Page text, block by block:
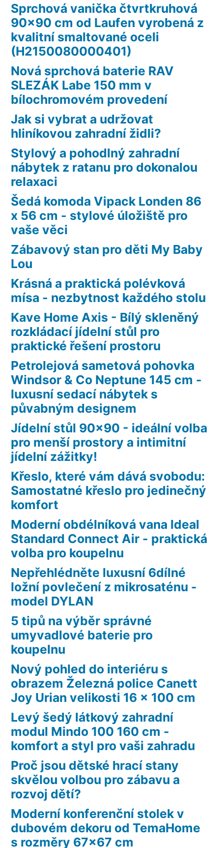
Sprchová vanička čtvrtkruhová
90×90 cm od Laufen vyrobená z
kvalitní smaltované oceli
(H2150080000401)
Nová sprchová baterie RAV
SLEZÁK Labe 150 mm v
bílochromovém provedení
Jak si vybrat a udržovat
hliníkovou zahradní židli?
Stylový a pohodlný zahradní
nábytek z ratanu pro dokonalou
relaxaci
Šedá komoda Vipack Londen 86
x 56 cm - stylové úložiště pro
vaše věci
Zábavový stan pro děti My Baby
Lou
Krásná a praktická polévková
mísa - nezbytnost každého stolu
Kave Home Axis - Bílý skleněný
rozkládací jídelní stůl pro
praktické řešení prostoru
Petrolejová sametová pohovka
Windsor & Co Neptune 145 cm -
luxusní sedací nábytek s
půvabným designem
Jídelní stůl 90×90 - ideální volba
pro menší prostory a intimitní
jídelní zážitky!
Křeslo, které vám dává svobodu:
Samostatné křeslo pro jedinečný
komfort
Moderní obdélníková vana Ideal
Standard Connect Air - praktická
volba pro koupelnu
Nepřehlédněte luxusní 6dílné
ložní povlečení z mikrosaténu -
model DYLAN
5 tipů na výběr správné
umyvadlové baterie pro
koupelnu
Nový pohled do interiéru s
obrazem Železná police Canett
Joy Urian velikosti 16 x 100 cm
Levý šedý látkový zahradní
modul Mindo 100 160 cm -
komfort a styl pro vaši zahradu
Proč jsou dětské hrací stany
skvělou volbou pro zábavu a
rozvoj dětí?
Moderní konferenční stolek v
dubovém dekoru od TemaHome
s rozměry 67×67 cm